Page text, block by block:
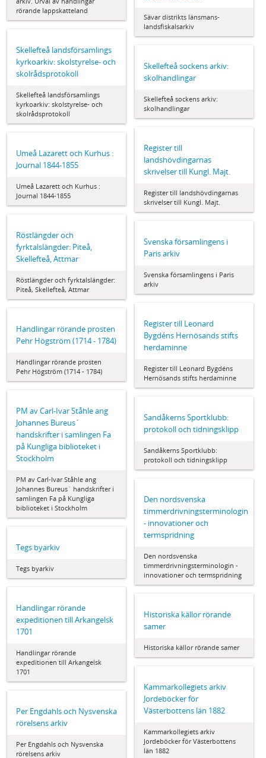
rörande lappskatteland
Sävar distrikts länsmans-
landsfiskalsarkiv
Skellefteå landsförsamlings
kyrkoarkiv: skolstyrelse- och
skolrådsprotokoll
Skellefteå landsförsamlings
kyrkoarkiv: skolstyrelse- och
skolrådsprotokoll
Skellefteå sockens arkiv:
skolhandlingar
Skellefteå sockens arkiv:
skolhandlingar
Register till
landshövdingarnas
skrivelser till Kungl. Majt.
Register till landshövdingarnas
skrivelser till Kungl. Majt.
Umeå Lazarett och Kurhus :
Journal 1844-1855
Umeå Lazarett och Kurhus :
Journal 1844-1855
Röstlängder och
fyrktalslängder: Piteå,
Skellefteå, Attmar
Röstlängder och fyrktalslängder:
Piteå, Skellefteå, Attmar
Svenska församlingens i
Paris arkiv
Svenska församlingens i Paris
arkiv
Register till Leonard
Bygdéns Hernösands stifts
herdaminne
Register till Leonard Bygdéns
Hernösands stifts herdaminne
Handlingar rörande prosten
Pehr Högström (1714 - 1784)
Handlingar rörande prosten
Pehr Högström (1714 - 1784)
PM av Carl-Ivar Ståhle ang
Johannes Bureus´
handskrifter i samlingen Fa
på Kungliga biblioteket i
Stockholm
PM av Carl-Ivar Ståhle ang
Johannes Bureus´ handskrifter i
samlingen Fa på Kungliga
biblioteket i Stockholm
Sandåkerns Sportklubb:
protokoll och tidningsklipp
Sandåkerns Sportklubb:
protokoll och tidningsklipp
Den nordsvenska
timmerdrivningsterminologin
- innovationer och
termspridning
Den nordsvenska
timmerdrivningsterminologin -
innovationer och termspridning
Tegs byarkiv
Tegs byarkiv
Handlingar rörande
expeditionen till Arkangelsk
1701
Handlingar rörande
expeditionen till Arkangelsk
1701
Historiska källor rörande
samer
Historiska källor rörande samer
Kammarkollegiets arkiv
Jordeböcker för
Västerbottens län 1882
Kammarkollegiets arkiv
Jordeböcker för Västerbottens
län 1882
Per Engdahls och Nysvenska
rörelsens arkiv
Per Engdahls och Nysvenska
rörelsens arkiv